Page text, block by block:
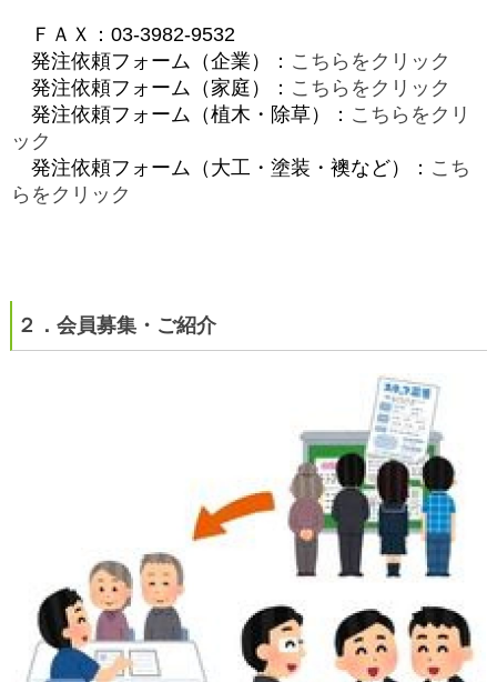
ＦＡＸ：03-3982-9532
発注依頼フォーム（企業）： こちらをクリック
発注依頼フォーム（家庭）： こちらをクリック
発注依頼フォーム（植木・除草）： こちらをクリ
ック
発注依頼フォーム（大工・塗装・襖など）： こち
らをクリック
２．会員募集・ご紹介